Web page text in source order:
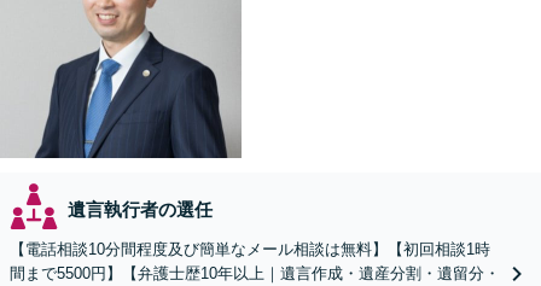
遺言執行者の選任
【電話相談10分間程度及び簡単なメール相談は無料】【初回相談1時
間まで5500円】【弁護士歴10年以上｜遺言作成・遺産分割・遺留分・